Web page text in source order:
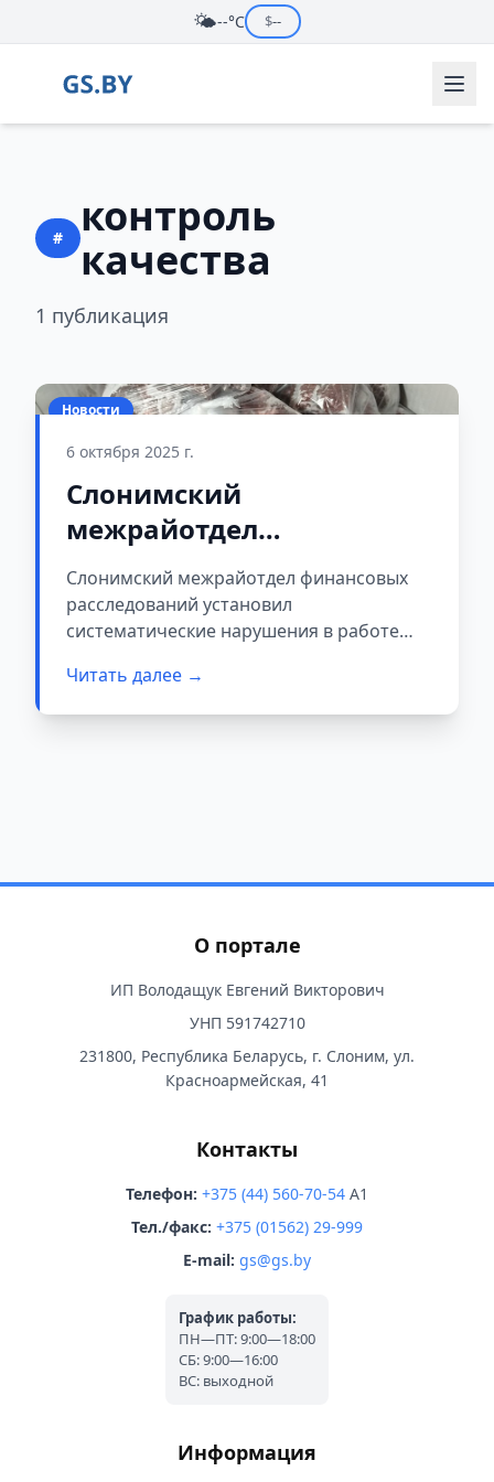
🌤️--°C $--
#
контроль
качества
1 публикация
Новости
6 октября 2025 г.
Слонимский
межрайотдел
финансовых
расследований
остановил работу
предприятия по
переработке мяса из-за
Слонимский межрайотдел финансовых
расследований установил
систематические нарушения в работе
Новогрудке, которое
специализировалось на переработке
Читать далее →
О портале
ИП Володащук Евгений Викторович
УНП 591742710
231800, Республика Беларусь, г. Слоним, ул.
Красноармейская, 41
Контакты
Телефон: +375 (44) 560-70-54 A1
Тел./факс: +375 (01562) 29-999
E-mail: gs@gs.by
График работы:
ПН—ПТ: 9:00—18:00
СБ: 9:00—16:00
ВС: выходной
Информация